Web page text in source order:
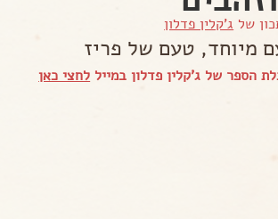
של ג'קלין פדלון
מיוחד, טעם של פריז
הספר של ג'קלין פדלון במייל לחצי כאן